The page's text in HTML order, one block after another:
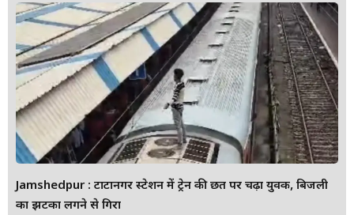
Jamshedpur : टाटानगर स्टेशन में ट्रेन की छत पर चढ़ा युवक, बिजली
का झटका लगने से गिरा